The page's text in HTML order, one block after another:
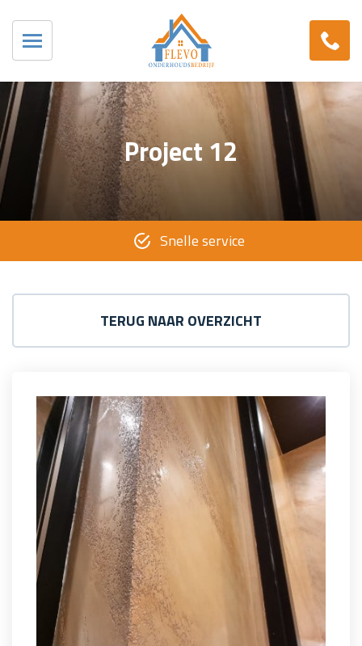
Project 12
Snelle service
TERUG NAAR OVERZICHT